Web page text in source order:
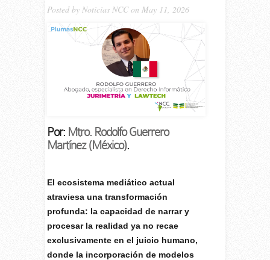
Posted by Noticias NCCon May 11, 2026
Por: Mtro. Rodolfo Guerrero
Martínez (México).
El ecosistema mediático actual
atraviesa una transformación
profunda: la capacidad de narrar y
procesar la realidad ya no recae
exclusivamente en el juicio humano,
donde la incorporación de modelos